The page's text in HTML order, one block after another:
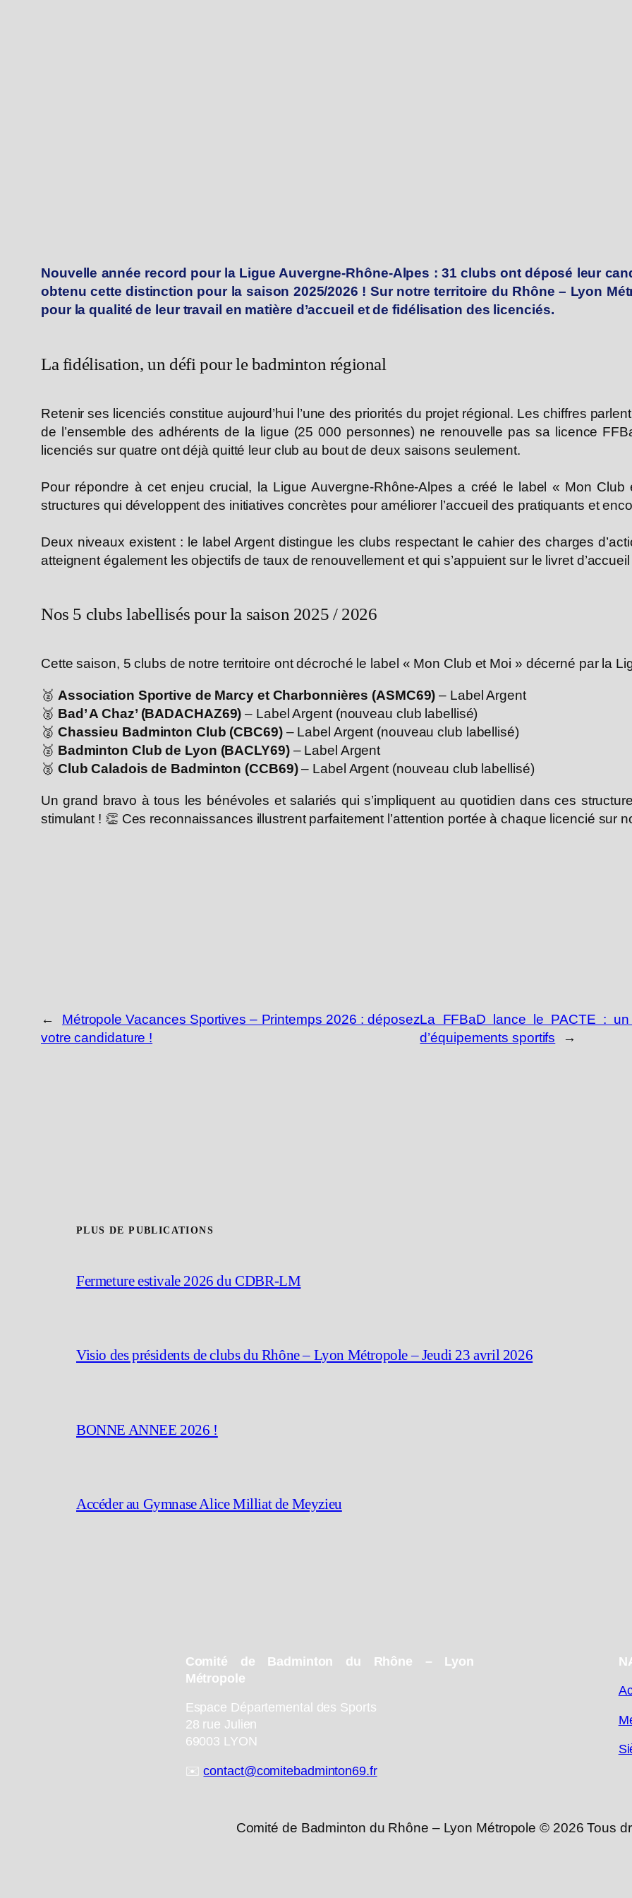
Nouvelle année record pour la Ligue Auvergne-Rhône-Alpes : 31 clubs ont déposé leur
obtenu cette distinction pour la saison 2025/2026 ! Sur notre territoire du Rhône – Lyon
pour la qualité de leur travail en matière d’accueil et de fidélisation des licenciés.
La fidélisation, un défi pour le badminton régional
Retenir ses licenciés constitue aujourd’hui l’une des priorités du projet régional. Les chiffres
de l’ensemble des adhérents de la ligue (25 000 personnes) ne renouvelle pas sa licence
licenciés sur quatre ont déjà quitté leur club au bout de deux saisons seulement.
Pour répondre à cet enjeu crucial, la Ligue Auvergne-Rhône-Alpes a créé le label « Mon
structures qui développent des initiatives concrètes pour améliorer l’accueil des pratiquants et
Deux niveaux existent : le label Argent distingue les clubs respectant le cahier des charges
atteignent également les objectifs de taux de renouvellement et qui s’appuient sur le livret
Nos 5 clubs labellisés pour la saison 2025 / 2026
Cette saison, 5 clubs de notre territoire ont décroché le label « Mon Club et Moi » décerné par la
🥈 Association Sportive de Marcy et Charbonnières (ASMC69) – Label Argent
🥈 Bad’ A Chaz’ (BADACHAZ69) – Label Argent (nouveau club labellisé)
🥈 Chassieu Badminton Club (CBC69)– Label Argent (nouveau club labellisé)
🥈 Badminton Club de Lyon (BACLY69)– Label Argent
🥈 Club Caladois de Badminton (CCB69)– Label Argent (nouveau club labellisé)
Un grand bravo à tous les bénévoles et salariés qui s’impliquent au quotidien dans ces
stimulant ! 👏 Ces reconnaissances illustrent parfaitement l’attention portée à chaque licencié sur
←
Métropole Vacances Sportives – Printemps 2026 : déposez
votre candidature !
La FFBaD lance le PACTE :
d’équipements sportifs
→
PLUS DE PUBLICATIONS
Fermeture estivale 2026 du CDBR-LM
Visio des présidents de clubs du Rhône – Lyon Métropole – Jeudi 23 avril 2026
BONNE ANNEE 2026 !
Accéder au Gymnase Alice Milliat de Meyzieu
Comité de Badminton du Rhône – Lyon
Métropole
Espace Départemental des Sports
28 rue Julien
69003 LYON
✉️contact@comitebadminton69.fr
Comité de Badminton du Rhône – Lyon Métropole © 2026 Tous